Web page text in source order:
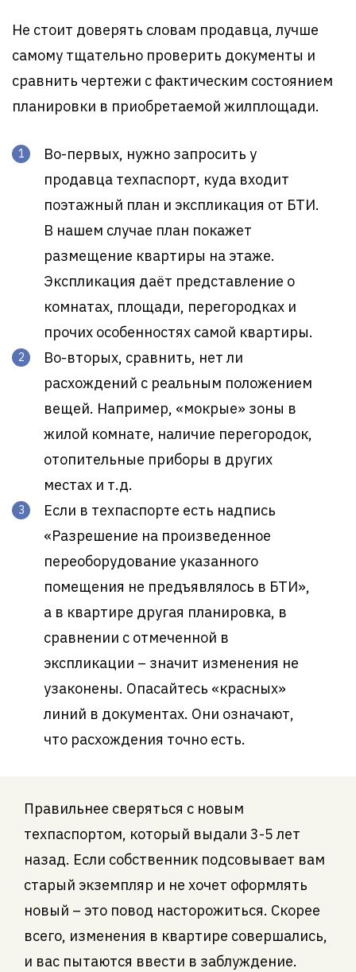
Не стоит доверять словам продавца, лучше
самому тщательно проверить документы и
сравнить чертежи с фактическим состоянием
планировки в приобретаемой жилплощади.
Во-первых, нужно запросить у
продавца техпаспорт, куда входит
поэтажный план и экспликация от БТИ.
В нашем случае план покажет
размещение квартиры на этаже.
Экспликация даёт представление о
комнатах, площади, перегородках и
прочих особенностях самой квартиры.
Во-вторых, сравнить, нет ли
расхождений с реальным положением
вещей. Например, «мокрые» зоны в
жилой комнате, наличие перегородок,
отопительные приборы в других
местах и т.д.
Если в техпаспорте есть надпись
«Разрешение на произведенное
переоборудование указанного
помещения не предъявлялось в БТИ»,
а в квартире другая планировка, в
сравнении с отмеченной в
экспликации – значит изменения не
узаконены. Опасайтесь «красных»
линий в документах. Они означают,
что расхождения точно есть.
Правильнее сверяться с новым
техпаспортом, который выдали 3-5 лет
назад. Если собственник подсовывает вам
старый экземпляр и не хочет оформлять
новый – это повод насторожиться. Скорее
всего, изменения в квартире совершались,
и вас пытаются ввести в заблуждение.